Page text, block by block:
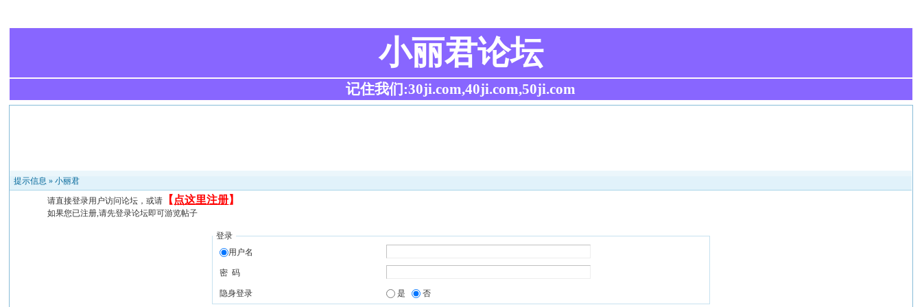
小丽君论坛
记住我们:30ji.com,40ji.com,50ji.com
提示信息 »小丽君
请直接登录用户访问论坛，或请 【 点这里注册】
如果您已注册,请先登录论坛即可游览帖子
登录
用户名
密 码
隐身登录 是 否